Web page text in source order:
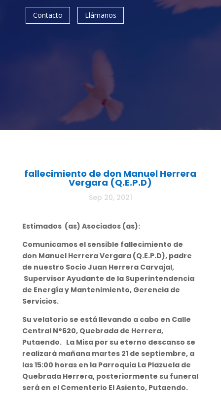
Contacto Llámanos
fallecimiento de don Manuel Herrera
Vergara (Q.E.P.D)
Sep 20, 2021
Estimados (as) Asociados (as):
Comunicamos el sensible fallecimiento de
don Manuel Herrera Vergara (Q.E.P.D), padre
de nuestro Socio Juan Herrera Carvajal,
Supervisor Ayudante de la Superintendencia
de Energía y Mantenimiento, Gerencia de
Servicios.
Su velatorio se está llevando a cabo en Calle
Central N°620, Quebrada de Herrera,
Putaendo. La Misa por su eterno descanso se
realizará mañana martes 21 de septiembre, a
las 15:00 horas en la Parroquia La Plazuela de
Quebrada Herrera, posteriormente su funeral
será en el Cementerio El Asiento, Putaendo.